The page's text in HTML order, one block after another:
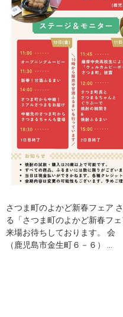
さつま町のよかど新春フェア
る「さつま町のよかど新春フ
来場お待ちしております。
（鹿児島市金生町６－６） ...